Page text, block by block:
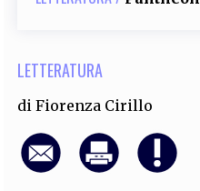
LETTERATURA
diFiorenza Cirillo